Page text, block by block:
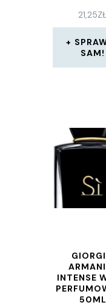
21,25ZŁ
SAM!
INTENSE
50ML